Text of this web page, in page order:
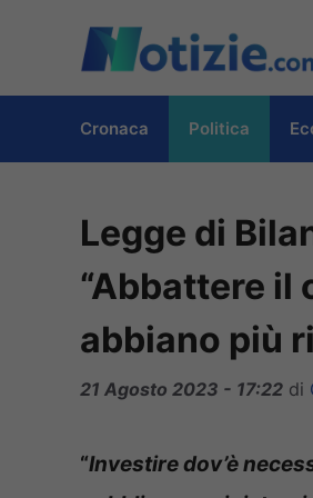
contenuto
Cronaca Politica
Legge di
“Abbattere
abbiano più
21 Agosto 2023 - 17:22 di
“Investire dov’è